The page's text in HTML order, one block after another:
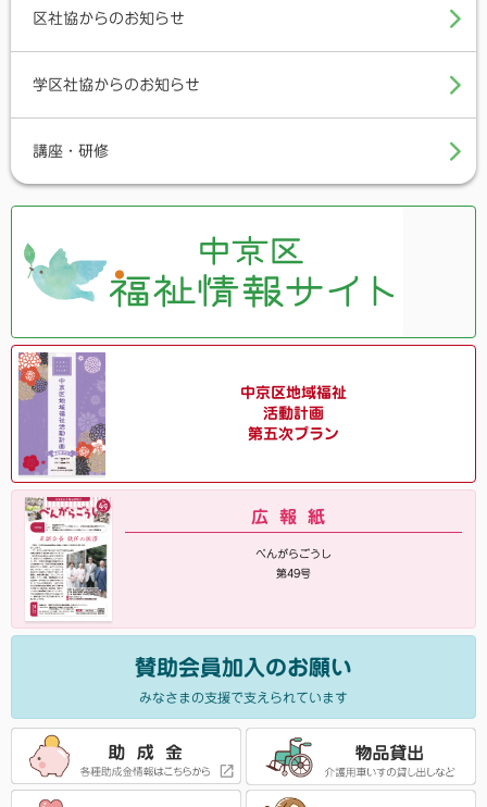
区社協からのお知らせ
学区社協からのお知らせ
講座・研修
中京区地域福祉
活動計画
第五次プラン
広報紙
べんがらごうし
第49号
賛助会員加入のお願い
みなさまの支援で支えられています